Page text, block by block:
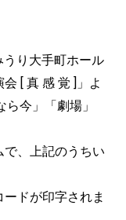
り大手町ホール
[ 真 感 覚 ]」よ
今」「劇場」
、 上記のうちい
ドが印字されま